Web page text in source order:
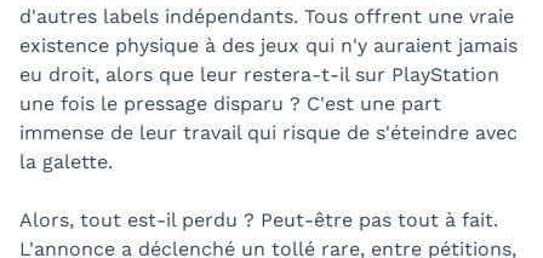
d'autres labels indépendants. Tous offrent une vraie
existence physique à des jeux qui n'y auraient jamais
eu droit, alors que leur restera-t-il sur PlayStation
une fois le pressage disparu ? C'est une part
immense de leur travail qui risque de s'éteindre avec
la galette.
Alors, tout est-il perdu ? Peut-être pas tout à fait.
L'annonce a déclenché un tollé rare, entre pétitions,